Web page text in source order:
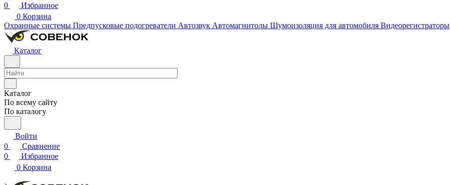
0
Избранное
0 Корзина
Охранные системы Предпусковые подогреватели Автозвук Автомагнитолы Шумоизоляция для автомобиля Видеорегистраторы
Каталог
Каталог
По всему сайту
По каталогу
Войти
0
Сравнение
0
Избранное
0 Корзина